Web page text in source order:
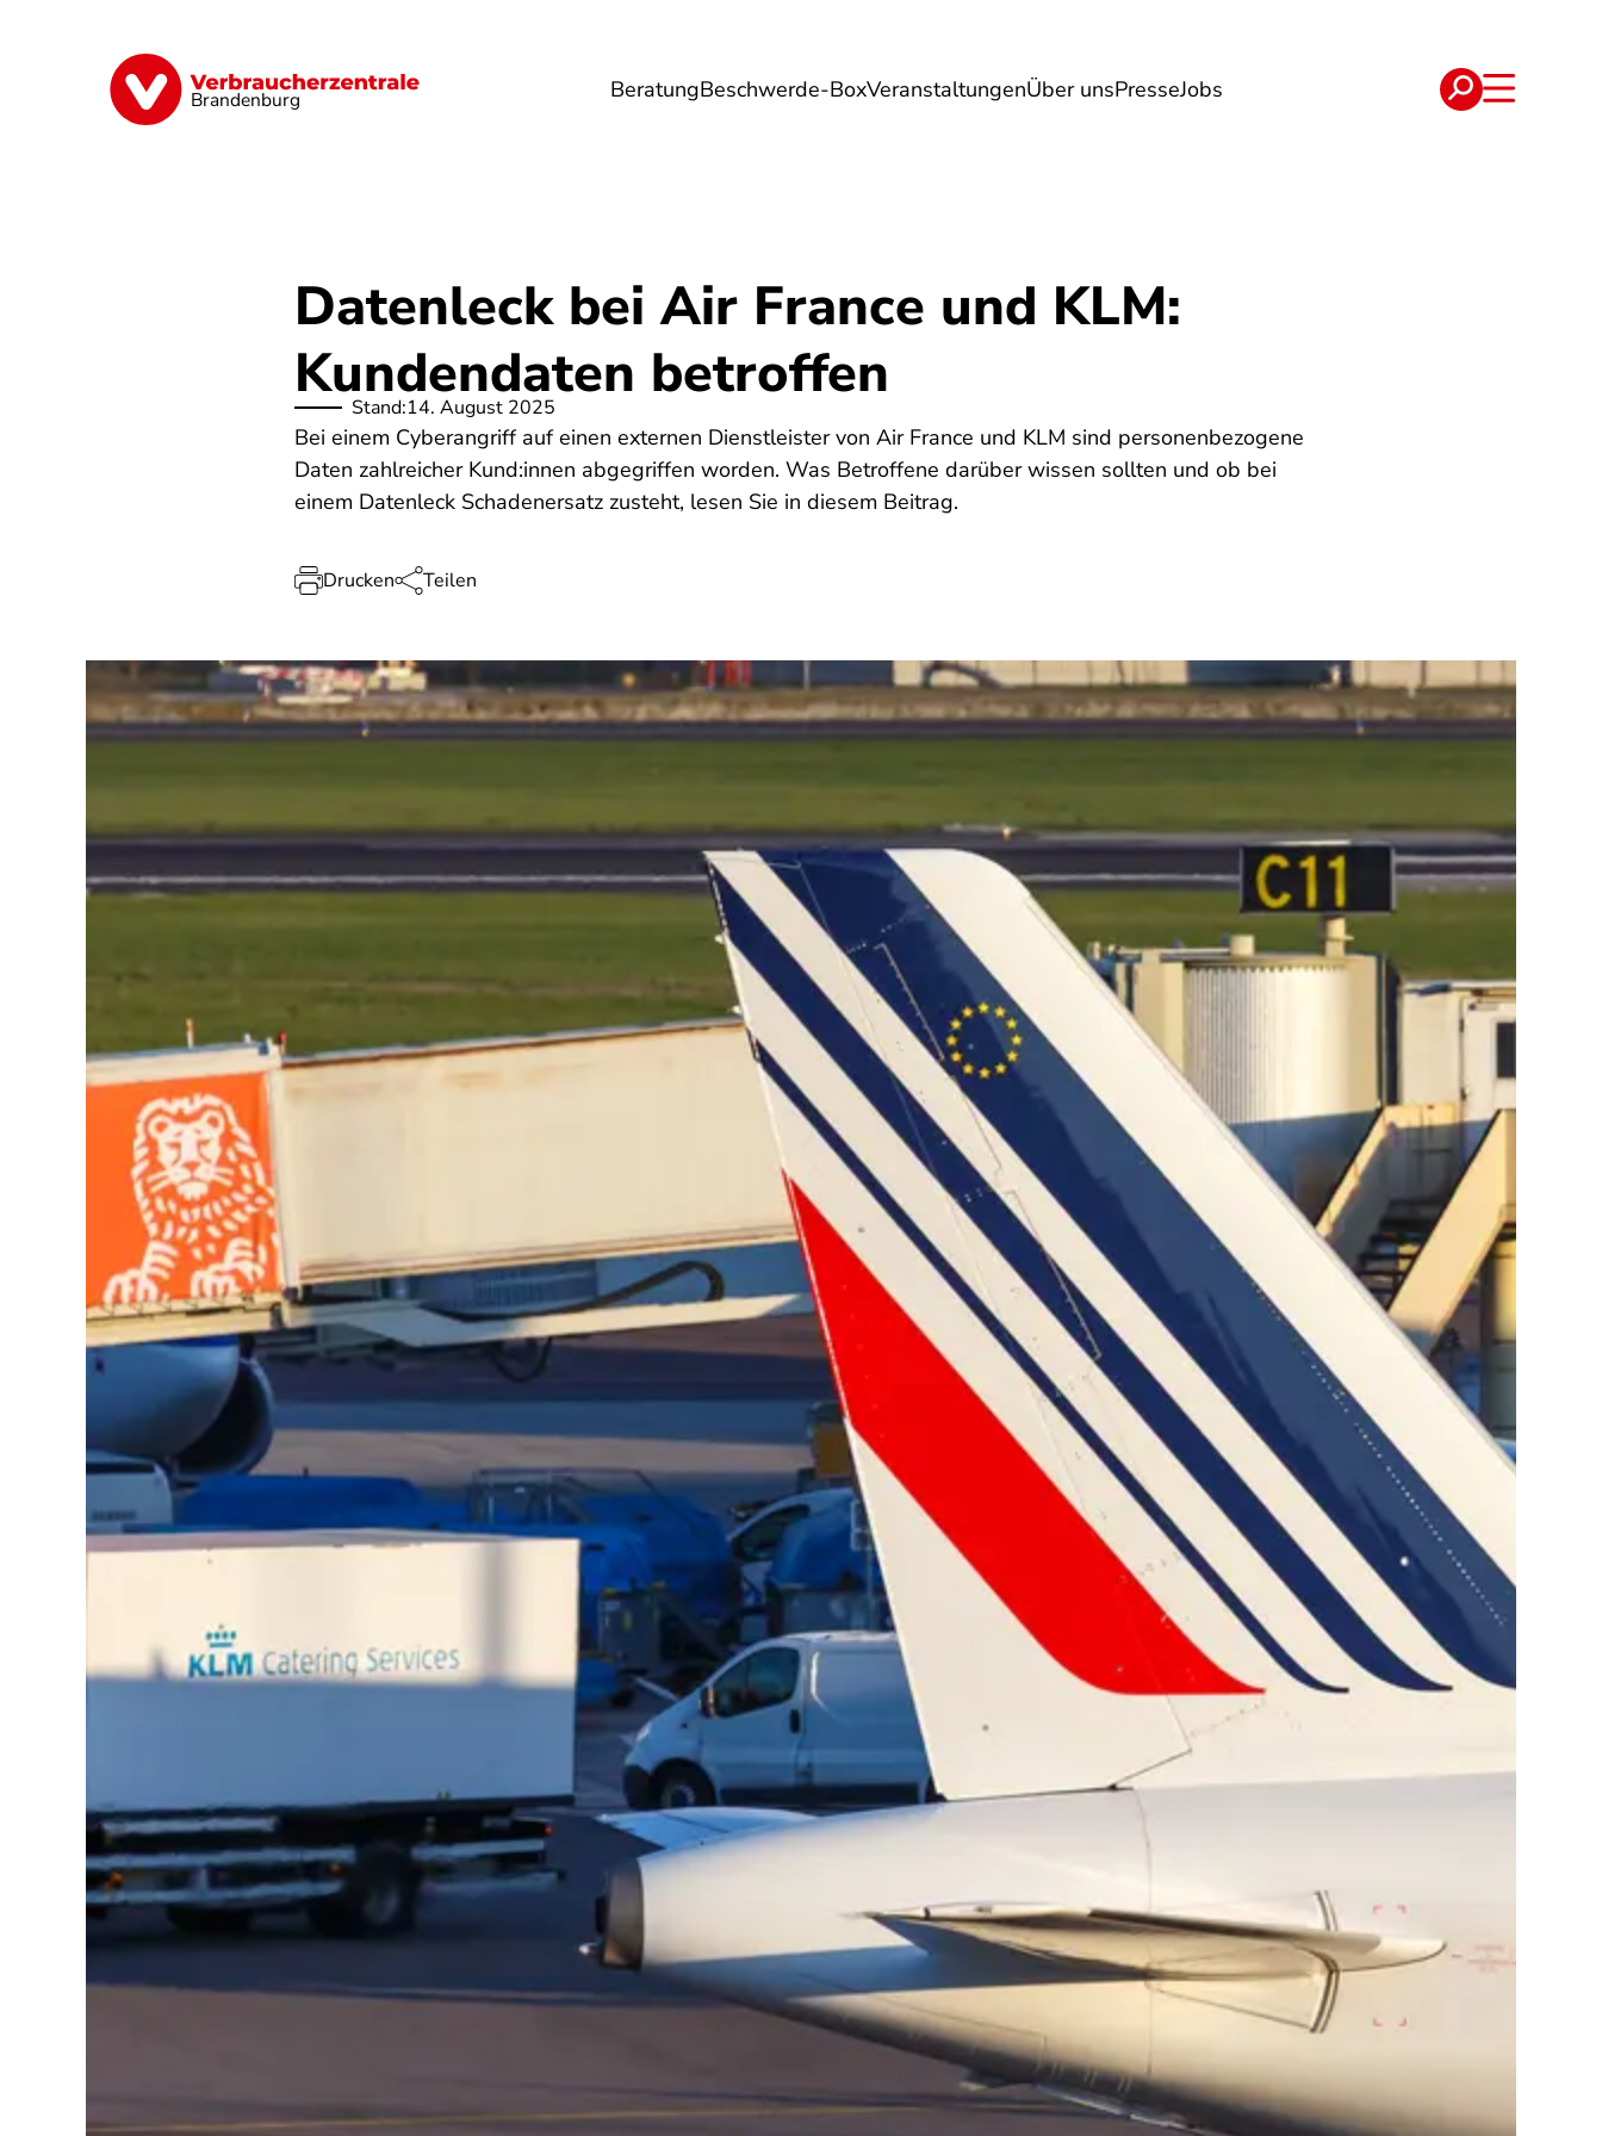
Brandenburg BeratungBeschwerde-BoxVeranstaltungenÜber unsPresseJobs
Finanzen Digitales Lebensmittel Umwelt Gesundheit Energie Reise Verträge
Datenleck bei Air France und KLM:
Kundendaten betroffen
Stand:14. August 2025
Bei einem Cyberangriff auf einen externen Dienstleister von Air France und KLM sind personenbezogene
Daten zahlreicher Kund:innen abgegriffen worden. Was Betroffene darüber wissen sollten und ob bei
einem Datenleck Schadenersatz zusteht, lesen Sie in diesem Beitrag.
Drucken Teilen